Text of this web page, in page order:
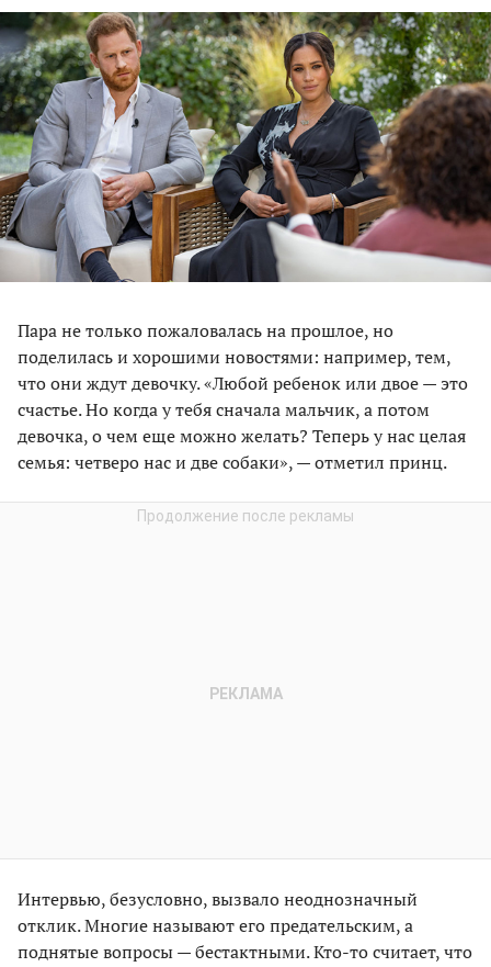
Пара не только пожаловалась на прошлое, но
поделилась и хорошими новостями: например, тем,
что они ждут девочку. «Любой ребенок или двое — это
счастье. Но когда у тебя сначала мальчик, а потом
девочка, о чем еще можно желать? Теперь у нас целая
семья: четверо нас и две собаки», — отметил принц.
Интервью, безусловно, вызвало неоднозначный
отклик. Многие называют его предательским, а
поднятые вопросы — бестактными. Кто-то считает, что